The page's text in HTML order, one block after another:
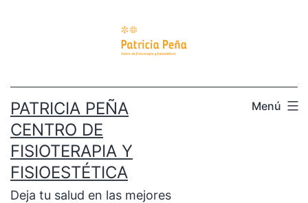
PATRICIA PEÑA
CENTRO DE
FISIOTERAPIA Y
FISIOESTÉTICA
Deja tu salud en las mejores
Menú